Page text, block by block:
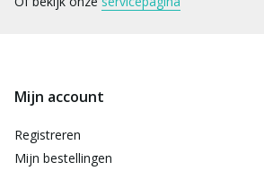
Mijn account
Registreren
Mijn bestellingen